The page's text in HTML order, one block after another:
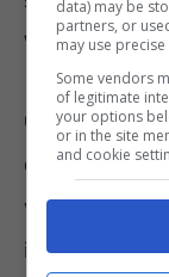
Verona, che
Ovviamente,
disposizione
vita i centri
iniziare a
data) may be
partners, or
may use
Some vendors
of legitimate
your options
or in the site
and cookie